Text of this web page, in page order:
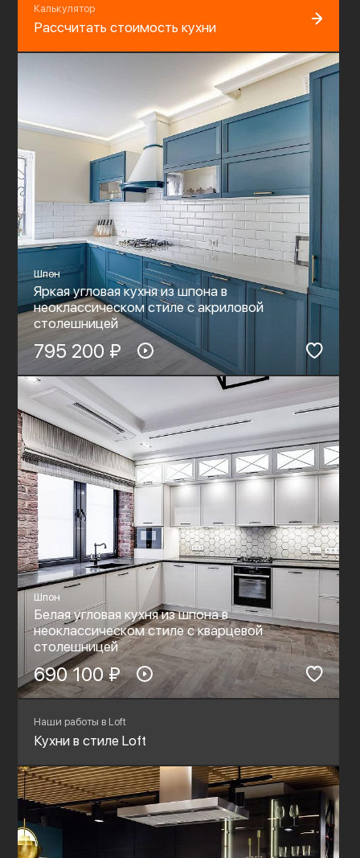
Калькулятор
Рассчитать стоимость кухни
Шпон
Яркая угловая кухня из шпона в
неоклассическом стиле c акриловой
столешницей
795 200 ₽
Шпон
Белая угловая кухня из шпона в
неоклассическом стиле с кварцевой
столешницей
690 100 ₽
Наши работы в Loft
Кухни в стиле Loft